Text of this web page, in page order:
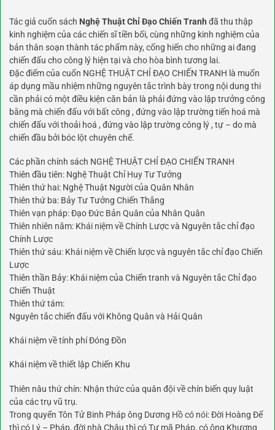
Tác giả cuốn sách Nghệ Thuật Chỉ Đạo Chiến Tranh đã thu thập
kinh nghiệm của các chiến sĩ tiền bối, cùng những kinh nghiệm của
bản thân soạn thành tác phẩm này, cống hiến cho những ai đang
chiến đấu cho công lý hiện tại và cho hòa bình tương lai.
Đặc điểm của cuốn NGHỆ THUẬT CHỈ ĐẠO CHIẾN TRANH là muốn
áp dụng mầu nhiệm những nguyên tắc trình bày trong nội dung thi
cần phải có một điều kiện căn bản là phải đứng vào lập trưởng công
bằng mà chiến đấu với bất công , đứng vào lập trường tiến hoá mà
chiến đấu với thoải hoá , đứng vào lập trường công lý , tự – do mà
chiến đầu bởi bóc lột chuyên chế.
Các phần chính sách NGHỆ THUẬT CHỈ ĐẠO CHIẾN TRANH
Thiên đầu tiên: Nghệ Thuật Chỉ Huy Tư Tưởng
Thiên thứ hai: Nghệ Thuật Người của Quân Nhân
Thiên thứ ba: Bảy Tư Tưởng Chiến Thắng
Thiên vạn pháp: Đạo Đức Bản Quân của Nhân Quân
Thiên nhiên năm: Khái niệm về Chính Lược và Nguyên tắc chỉ đạo
Chính Lược
Thiên thứ sáu: Khái niệm về Chiến lược và nguyên tắc chỉ đạo Chiến
Lược
Thiên thần Bảy: Khái niệm của Chiến tranh và Nguyên tắc Chỉ đạo
Chiến Thuật
Thiên thứ tám:
Nguyên tắc chiến đấu với Không Quân và Hải Quân
Khái niệm về tính phí Đóng Đồn
Khái niệm về thiết lập Chiến Khu
Thiên nâu thứ chín: Nhận thức của quân đội về chín biến quy luật
của các trụ vũ trụ.
Trong quyển Tôn Tử Binh Pháp ông Dương Hồ có nói: Đời Hoàng Đế
thì có Lý – Pháp, đời nhà Châu thì có Tư mã Pháp, có ông Khương